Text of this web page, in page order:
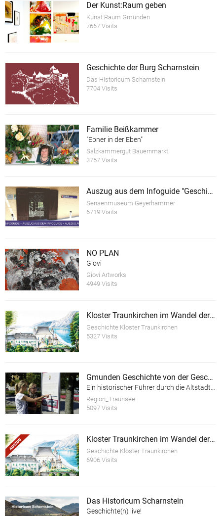
Der Kunst:Raum geben
Kunst:Raum Gmunden
7667 Visits
Geschichte der Burg Scharnstein
Das Historicum Scharnstein
7704 Visits
Familie Beißkammer
"Ebner in der Eben"
Salzkammergut Bauernmarkt
3757 Visits
Auszug aus dem Infoguide "Geschichte des Sensenschmiedemuseum Geyerhammer"
Sensenmuseum Geyerhammer
6719 Visits
NO PLAN
Giovi
Giovi Artworks
4949 Visits
Kloster Traunkirchen im Wandel der Zeit
Geschichte Kloster Traunkirchen
5327 Visits
Gmunden Geschichte von der Geschichte
Region_Traunsee
5097 Visits
Kloster Traunkirchen im Wandel der Zeit (Auszug)
Geschichte Kloster Traunkirchen
6906 Visits
Das Historicum Scharnstein
Geschichte(n) live!